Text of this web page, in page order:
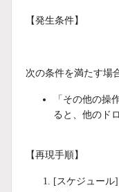
【発生条件】
次の条件を満たす場
「その他の操
ると、他のド
【再現手順】
[スケジュール